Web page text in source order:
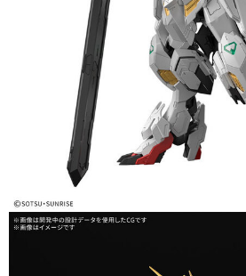
2.基於同意付款使用「大哥付你分期」之契約
資料（包含姓名、電話或地址）提供予台灣大
由本公司與您本人進行分期帳單所需資料之確認
3.完整用戶服務條款，請詳閱以下連結：https://
每筆NT$120，滿NT$3,000(含以上)免運
現貨-宅配(離島)
每筆NT$160，滿NT$3,000(含以上)免運
東海門市自取，需自備購物袋取貨唷。